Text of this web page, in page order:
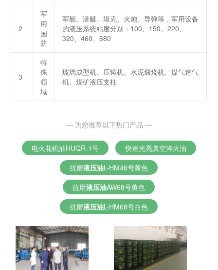
2
军
用
国
防
军舰、潜艇、坦克、火炮、导弹等，军用设备
的液压系统粘度分别：100、150、220、
320、460、680
3
特
殊
领
域
玻璃成型机、压铸机、水泥煅烧机、煤气造气
机、煤矿液压支柱
— 为您推荐以下热门产品 —
电火花机油HUQR-1号
快速光亮真空淬火油
抗磨液压油L-HM46号黄色
抗磨液压油AW68号黄色
抗磨液压油L-HM68号白色